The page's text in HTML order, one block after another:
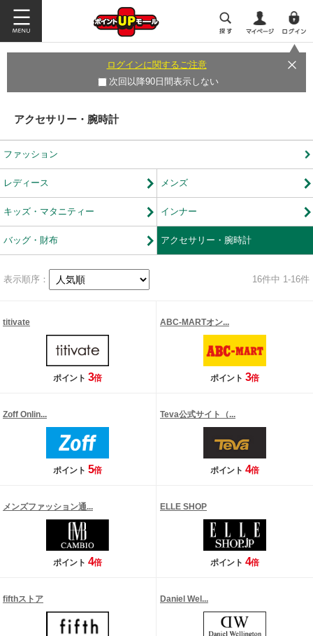
ログインに関するご注意
次回以降90日間表示しない
アクセサリー・腕時計
ファッション
レディース メンズ
キッズ・マタニティー インナー
バッグ・財布 アクセサリー・腕時計
表示順序： 16件中 1-16件
titivate
ポイント 3倍
ABC-MARTオン...
ポイント 3倍
Zoff Onlin...
ポイント 5倍
Teva公式サイト（...
ポイント 4倍
メンズファッション通...
ポイント 4倍
ELLE SHOP
ポイント 4倍
fifthストア Daniel Wel...